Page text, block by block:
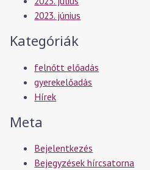
2023. június
Kategóriák
felnőtt előadás
gyerekelőadás
Hírek
Meta
Bejelentkezés
Bejegyzések hírcsatorna